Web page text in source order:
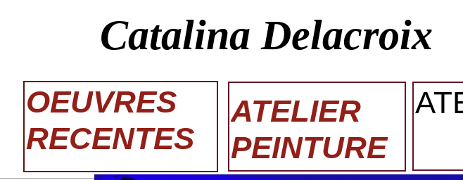
ATELIER
PEINTURE
OEUVRES
RECENTES
Catalina Delacroix